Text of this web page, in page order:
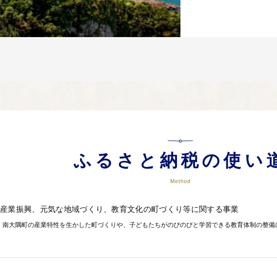
ふるさと納税の使い
Method
産業振興、元気な地域づくり、教育文化の町づくり等に関する事業
南大隅町の産業特性を生かした町づくりや、子どもたちがのびのびと学習できる教育体制の整備